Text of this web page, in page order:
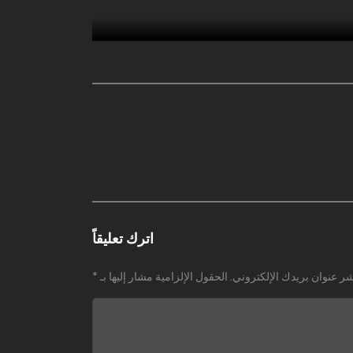
اترك تعليقاً
عنوان بريدك الإلكتروني. الحقول الإلزامية مشار إليها بـ *